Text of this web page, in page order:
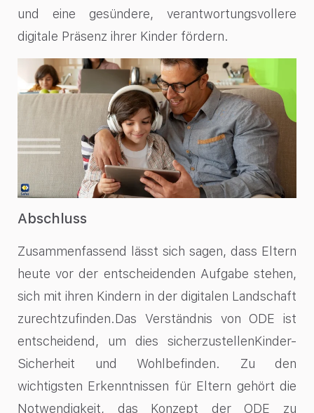
und eine gesündere, verantwortungsvollere
digitale Präsenz ihrer Kinder fördern.
Abschluss
Zusammenfassend lässt sich sagen, dass Eltern
heute vor der entscheidenden Aufgabe stehen,
sich mit ihren Kindern in der digitalen Landschaft
zurechtzufinden.Das Verständnis von ODE ist
entscheidend, um dies sicherzustellenKinder-
Sicherheit und Wohlbefinden. Zu den
wichtigsten Erkenntnissen für Eltern gehört die
Notwendigkeit, das Konzept der ODE zu